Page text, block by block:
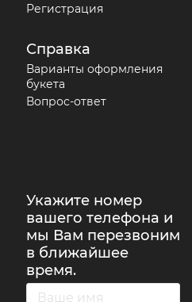
Регистрация
Справка
Варианты оформления
букета
Вопрос-ответ
Укажите номер
вашего телефона и
мы Вам перезвоним
в ближайшее
время.